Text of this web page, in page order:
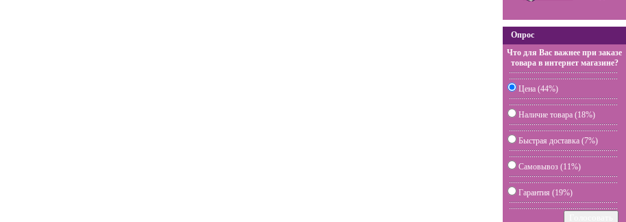
Опрос
Что для Вас важнее при заказе
товара в интернет магазине?
Цена (44%)
Наличие товара (18%)
Быстрая доставка (7%)
Самовывоз (11%)
Гарантия (19%)